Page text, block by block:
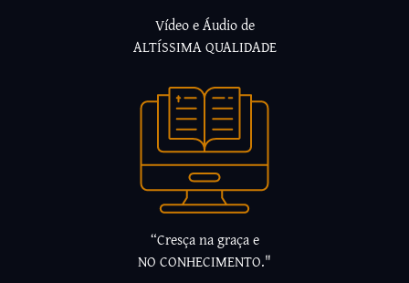
Vídeo e Áudio de
ALTÍSSIMA QUALIDADE
“Cresça na graça e
NO CONHECIMENTO."